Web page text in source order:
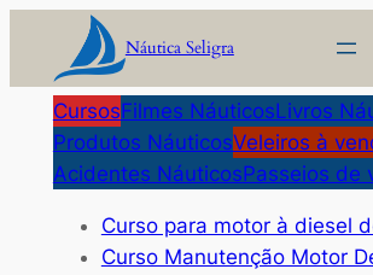
o
conteúdo
Náutica Seligra
CursosFilmes NáuticosLivros
Produtos NáuticosVeleiros à
Acidentes NáuticosPasseios de
Curso para motor à diesel
Curso Manutenção Motor